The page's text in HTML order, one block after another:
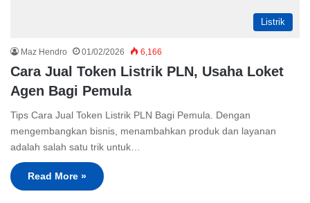
Listrik
Maz Hendro 01/02/2026 6,166
Cara Jual Token Listrik PLN, Usaha Loket
Agen Bagi Pemula
Tips Cara Jual Token Listrik PLN Bagi Pemula. Dengan
mengembangkan bisnis, menambahkan produk dan layanan
adalah salah satu trik untuk…
Read More »